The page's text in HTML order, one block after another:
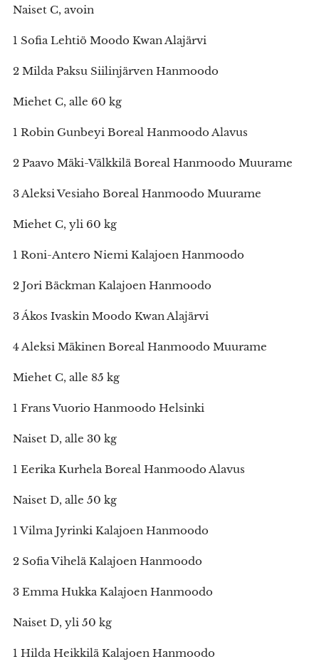
Naiset C, avoin
1 Sofia Lehtiö Moodo Kwan Alajärvi
2 Milda Paksu Siilinjärven Hanmoodo
Miehet C, alle 60 kg
1 Robin Gunbeyi Boreal Hanmoodo Alavus
2 Paavo Mäki-Välkkilä Boreal Hanmoodo Muurame
3 Aleksi Vesiaho Boreal Hanmoodo Muurame
Miehet C, yli 60 kg
1 Roni-Antero Niemi Kalajoen Hanmoodo
2 Jori Bäckman Kalajoen Hanmoodo
3 Ákos Ivaskin Moodo Kwan Alajärvi
4 Aleksi Mäkinen Boreal Hanmoodo Muurame
Miehet C, alle 85 kg
1 Frans Vuorio Hanmoodo Helsinki
Naiset D, alle 30 kg
1 Eerika Kurhela Boreal Hanmoodo Alavus
Naiset D, alle 50 kg
1 Vilma Jyrinki Kalajoen Hanmoodo
2 Sofia Vihelä Kalajoen Hanmoodo
3 Emma Hukka Kalajoen Hanmoodo
Naiset D, yli 50 kg
1 Hilda Heikkilä Kalajoen Hanmoodo